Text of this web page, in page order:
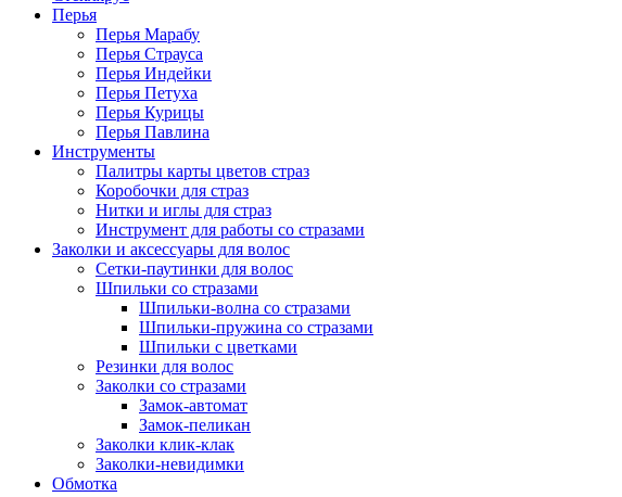
Перья
Перья Марабу
Перья Страуса
Перья Индейки
Перья Петуха
Перья Курицы
Перья Павлина
Инструменты
Палитры карты цветов страз
Коробочки для страз
Нитки и иглы для страз
Инструмент для работы со стразами
Заколки и аксессуары для волос
Сетки-паутинки для волос
Шпильки со стразами
Шпильки-волна со стразами
Шпильки-пружина со стразами
Шпильки с цветками
Резинки для волос
Заколки со стразами
Замок-автомат
Замок-пеликан
Заколки клик-клак
Заколки-невидимки
Обмотка